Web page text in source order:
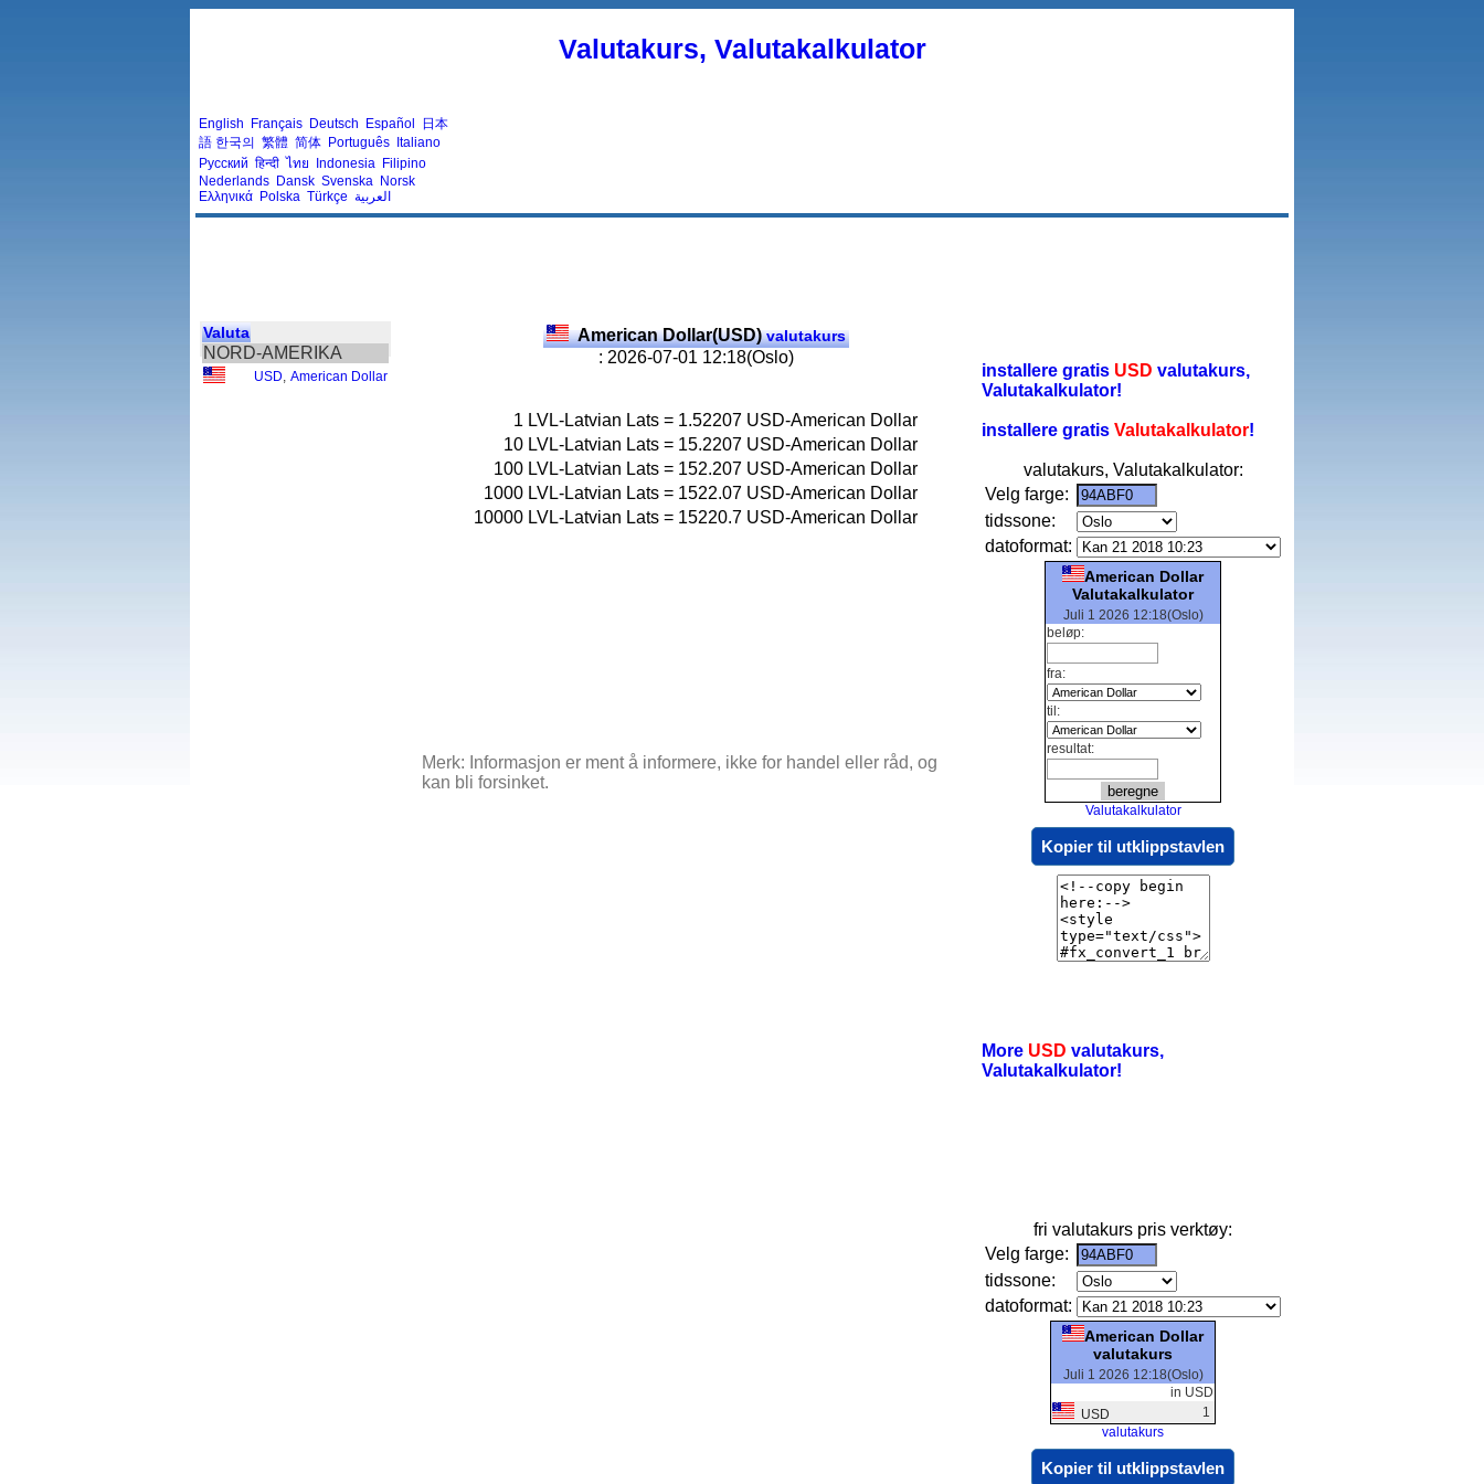
Valutakurs, Valutakalkulator
English Français Deutsch Español
日本
語 한국의 繁體 简体 Português Italiano
Русский हिन्दी ไทย Indonesia Filipino
Nederlands Dansk Svenska Norsk
Ελληνικά Polska Türkçe العربية
Valuta
NORD-AMERIKA
USD American Dollar
American Dollar(USD)valutakurs
: 2026-07-01 12:18(Oslo)
1 LVL-Latvian Lats = 1.52207 USD-American Dollar
10 LVL-Latvian Lats = 15.2207 USD-American Dollar
100 LVL-Latvian Lats = 152.207 USD-American Dollar
1000 LVL-Latvian Lats = 1522.07 USD-American Dollar
10000 LVL-Latvian Lats = 15220.7 USD-American Dollar
Merk: Informasjon er ment å informere, ikke for handel eller råd, og
kan bli forsinket.
installere gratis USD valutakurs,
Valutakalkulator!
installere gratis Valutakalkulator!
valutakurs, Valutakalkulator:
Velg farge:
tidssone:
datoformat:
American Dollar
Valutakalkulator
Juli 1 2026 12:18(Oslo)
beløp:
fra:
til:
resultat:
Valutakalkulator
Kopier til utklippstavlen
More USD valutakurs,
Valutakalkulator!
fri valutakurs pris verktøy:
Velg farge:
tidssone:
datoformat:
American Dollar
valutakurs
Juli 1 2026 12:18(Oslo)
in USD
USD
1
valutakurs
Kopier til utklippstavlen